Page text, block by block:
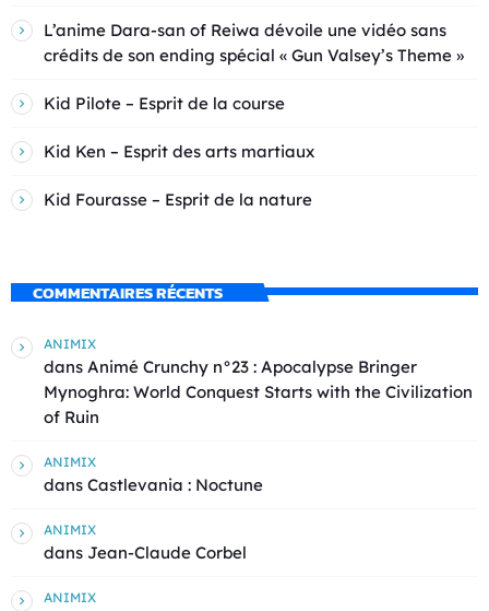
L’anime Dara-san of Reiwa dévoile une vidéo sans
crédits de son ending spécial « Gun Valsey’s Theme »
Kid Pilote – Esprit de la course
Kid Ken – Esprit des arts martiaux
Kid Fourasse – Esprit de la nature
COMMENTAIRES RÉCENTS
ANIMIX
dans Animé Crunchy n°23 : Apocalypse Bringer
Mynoghra: World Conquest Starts with the Civilization
of Ruin
ANIMIX
dans Castlevania : Noctune
ANIMIX
dans Jean-Claude Corbel
ANIMIX